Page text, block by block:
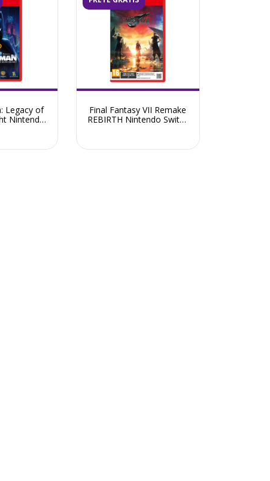
Legacy of
Nintendo
Final Fantasy VII Remake
REBIRTH Nintendo Switch